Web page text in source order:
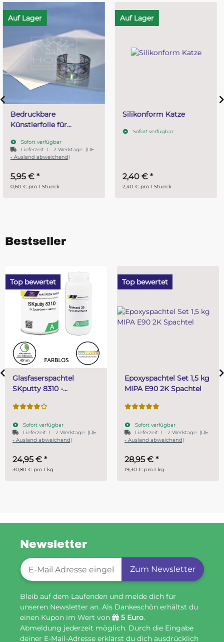
Auf Lager
Silikonform Katze
2,40 €
2,40 € pro 1 Stueck
Auf Lager
Silikonform
3,95 €
3,95 € pro 1 Stueck
Bestseller
(DE
Top bewertet
Epoxyspachtel Set 1,5 kg
MIPA E90 2K Spachtel
Lieferzeit:1 - 2 Werktage
(DE
- Ausland abweichend)
PUR (Resin) 4
Gießharz
Newsletter
Newsletter-Registrierung
Zum Newsletter
Bleib auf dem Laufenden und melde dich für
unseren Newsletter an. Als Dankeschön erhältst du
einen Kupon im Wert von
5 Euro.
Abmeldung jederzeit möglich. Durch die Eingabe
deiner E-Mail-Adresse erklärst du dich ausdrücklich